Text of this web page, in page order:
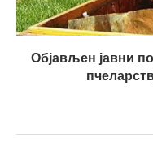
Објављен јавни